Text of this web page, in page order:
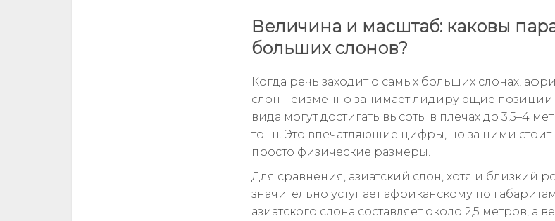
Величина и масштаб: каковы
больших слонов?
Когда речь заходит о самых больших слонах,
слон неизменно занимает лидирующие
вида могут достигать высоты в плечах до 3,5–4
тонн. Это впечатляющие цифры, но за ними
просто физические размеры.
Для сравнения, азиатский слон, хотя и близкий
значительно уступает африканскому по
азиатского слона составляет около 2,5 метров, а